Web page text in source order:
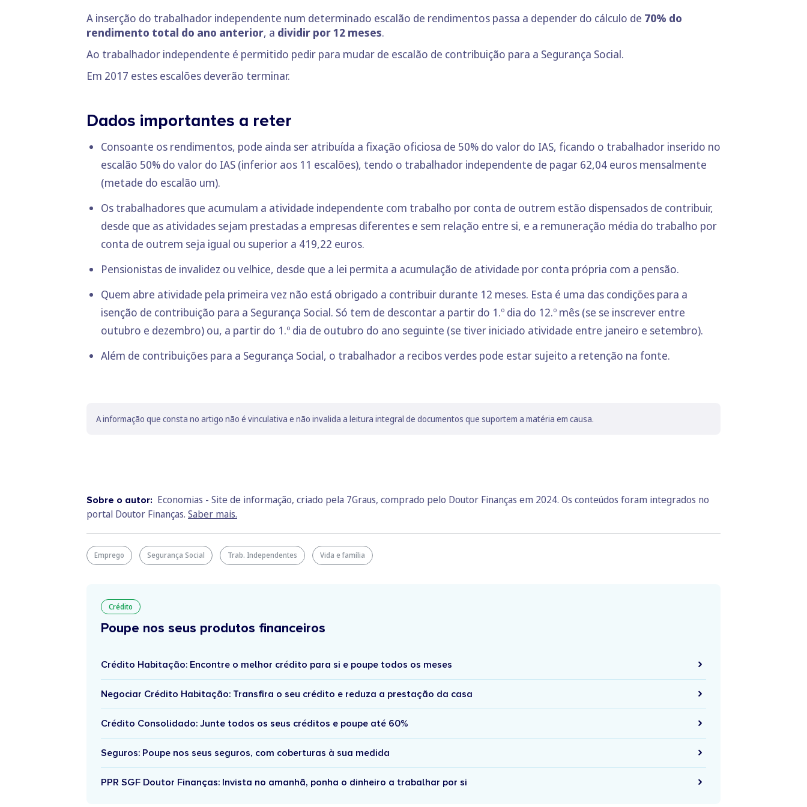
A inserção do trabalhador independente num determinado escalão de rendimentos passa a depender do cálculo de 70% do
rendimento total do ano anterior, a dividir por 12 meses.
Ao trabalhador independente é permitido pedir para mudar de escalão de contribuição para a Segurança Social.
Em 2017 estes escalões deverão terminar.
Dados importantes a reter
Consoante os rendimentos, pode ainda ser atribuída a fixação oficiosa de 50% do valor do IAS, ficando o trabalhador inserido no
escalão 50% do valor do IAS (inferior aos 11 escalões), tendo o trabalhador independente de pagar 62,04 euros mensalmente
(metade do escalão um).
Os trabalhadores que acumulam a atividade independente com trabalho por conta de outrem estão dispensados de contribuir,
desde que as atividades sejam prestadas a empresas diferentes e sem relação entre si, e a remuneração média do trabalho por
conta de outrem seja igual ou superior a 419,22 euros.
Pensionistas de invalidez ou velhice, desde que a lei permita a acumulação de atividade por conta própria com a pensão.
Quem abre atividade pela primeira vez não está obrigado a contribuir durante 12 meses. Esta é uma das condições para a
isenção de contribuição para a Segurança Social. Só tem de descontar a partir do 1.º dia do 12.º mês (se se inscrever entre
outubro e dezembro) ou, a partir do 1.º dia de outubro do ano seguinte (se tiver iniciado atividade entre janeiro e setembro).
Além de contribuições para a Segurança Social, o trabalhador a recibos verdes pode estar sujeito a retenção na fonte.
A informação que consta no artigo não é vinculativa e não invalida a leitura integral de documentos que suportem a matéria em causa.
Sobre o autor: Economias - Site de informação, criado pela 7Graus, comprado pelo Doutor Finanças em 2024. Os conteúdos foram integrados no
portal Doutor Finanças. Saber mais.
Emprego Segurança Social Trab. Independentes Vida e família
Crédito
Poupe nos seus produtos financeiros
Crédito Habitação: Encontre o melhor crédito para si e poupe todos os meses
Negociar Crédito Habitação: Transfira o seu crédito e reduza a prestação da casa
Crédito Consolidado: Junte todos os seus créditos e poupe até 60%
Seguros: Poupe nos seus seguros, com coberturas à sua medida
PPR SGF Doutor Finanças: Invista no amanhã, ponha o dinheiro a trabalhar por si